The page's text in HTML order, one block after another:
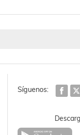
Síguenos: